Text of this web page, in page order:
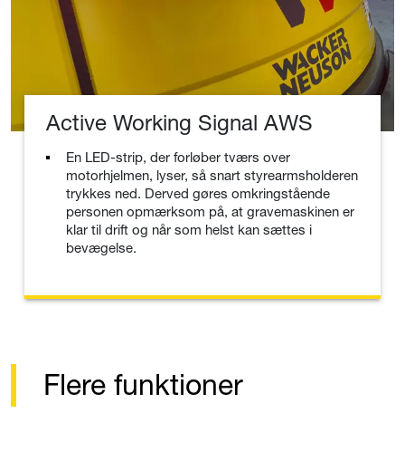
Active Working Signal AWS
En LED-strip, der forløber tværs over
motorhjelmen, lyser, så snart styrearmsholderen
trykkes ned. Derved gøres omkringstående
personen opmærksom på, at gravemaskinen er
klar til drift og når som helst kan sættes i
bevægelse.
Flere funktioner